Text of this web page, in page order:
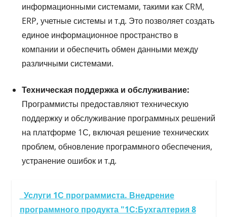
информационными системами, такими как CRM,
ERP, учетные системы и т.д. Это позволяет создать
единое информационное пространство в
компании и обеспечить обмен данными между
различными системами.
Техническая поддержка и обслуживание:
Программисты предоставляют техническую
поддержку и обслуживание программных решений
на платформе 1С, включая решение технических
проблем, обновление программного обеспечения,
устранение ошибок и т.д.
Услуги 1С программиста. Внедрение
программного продукта "1С:Бухгалтерия 8